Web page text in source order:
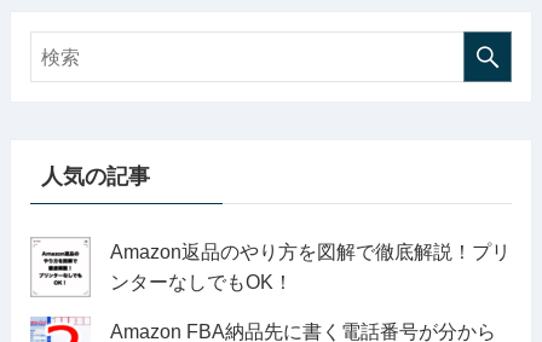
人気の記事
Amazon返品のやり方を図解で徹底解説！プリ
ンターなしでもOK！
Amazon FBA納品先に書く電話番号が分から